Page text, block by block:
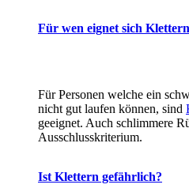
Für wen eignet sich
Für Personen welche ein
nicht gut laufen können, sind
geeignet. Auch schlimmere
Ausschlusskriterium.
Ist Klettern gefährlich?